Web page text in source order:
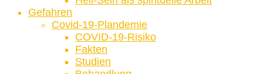
Gefahren
Covid-19-Plandemie
COVID-19-Risiko
Fakten
Studien